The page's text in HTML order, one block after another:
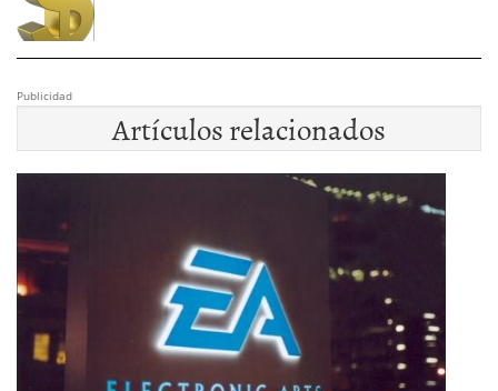
Publicidad
Artículos relacionados